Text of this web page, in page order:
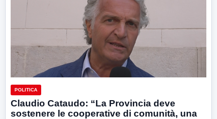
POLITICA
Claudio Cataudo: “La Provincia deve
sostenere le cooperative di comunità, una